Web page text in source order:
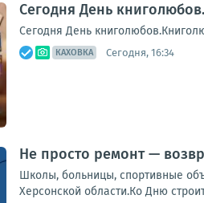
Сегодня День
Сегодня День
КАХОВКА Сегодня, 16:34
Не просто ремонт —
Школы, больницы, спортивные
Херсонской области.Ко Дню